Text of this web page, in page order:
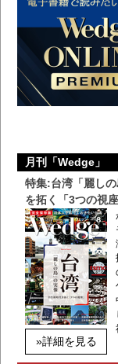
月刊「Wedge」
特集:台湾「麗し
を拓く「3つの視座
»詳細を見る